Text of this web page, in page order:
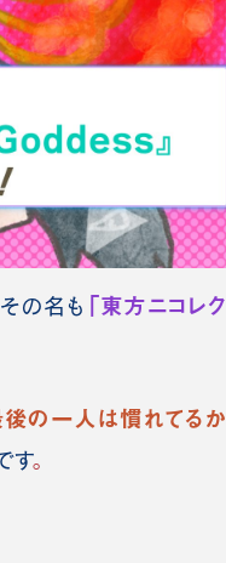
の名も 「東方ニコレク
後の一人は慣れてるか
す。